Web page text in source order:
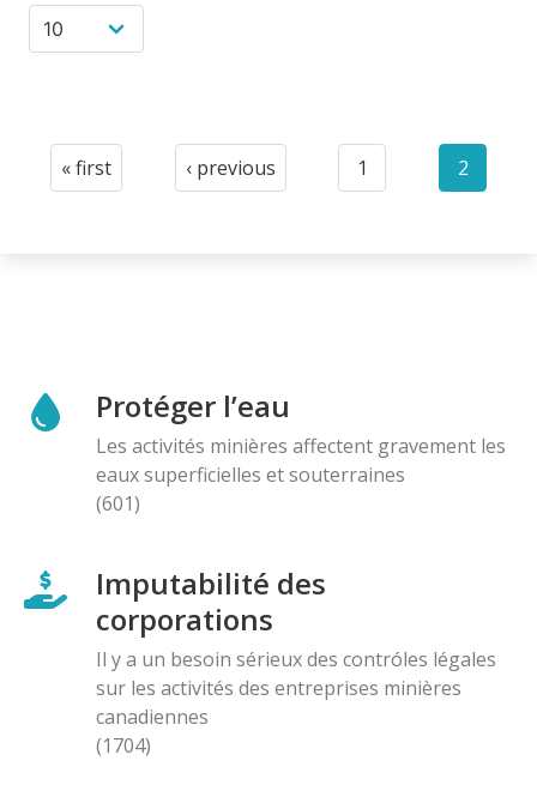
Pagination
First
« first
Previous
‹ previous
Page
1
Current
2
Protéger l’eau
Les activités minières affectent gravement les
eaux superficielles et souterraines
(601)
Imputabilité des
corporations
Il y a un besoin sérieux des contróles légales
sur les activités des entreprises minières
canadiennes
(1704)